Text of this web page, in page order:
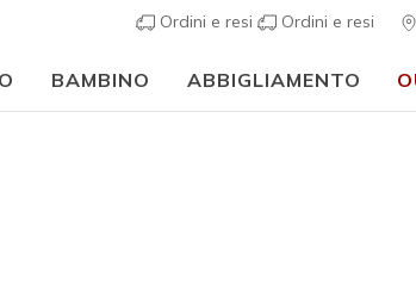
Ordini e resi Ordini e resi
BAMBINO ABBIGLIAMENTO